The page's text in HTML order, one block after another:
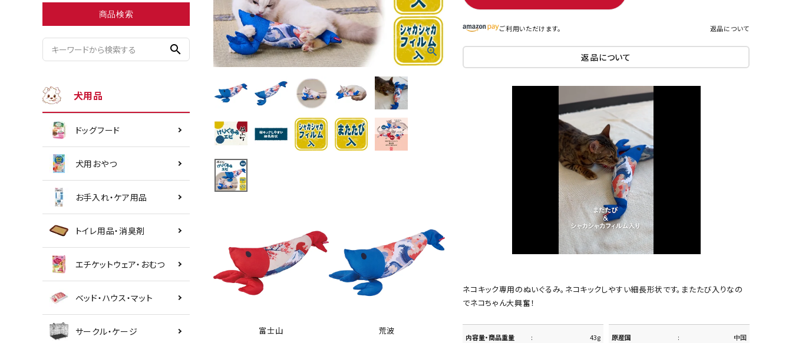
商品検索
search
犬用品
ドッグフード
犬用おやつ
お手入れ・ケア用品
トイレ用品・消臭剤
エチケットウェア・おむつ
ベッド・ハウス・マット
サークル・ケージ 富士山 荒波
ご利用いただけます。 返品について
返品について
ネコキック専用のぬいぐるみ。ネコキックしやすい細長形状です。またたび入りなの
でネコちゃん大興奮！
内容量・商品重量 43g 原産国 中国